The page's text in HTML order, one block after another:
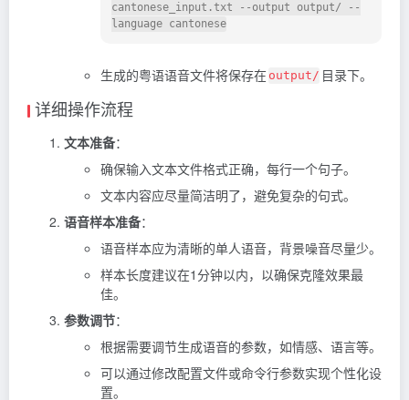
cantonese_input.txt --output output/ --
生成的粤语语音文件将保存在 output/ 目录下。
详细操作流程
文本准备：
确保输入文本文件格式正确，每行一个句子。
文本内容应尽量简洁明了，避免复杂的句式。
语音样本准备：
语音样本应为清晰的单人语音，背景噪音尽量少。
样本长度建议在1分钟以内，以确保克隆效果最
佳。
参数调节：
根据需要调节生成语音的参数，如情感、语言等。
可以通过修改配置文件或命令行参数实现个性化设
置。